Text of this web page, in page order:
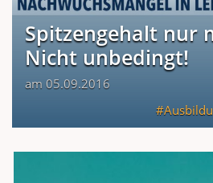
Spitzengehalt nur
Nicht unbedingt!
am 05.09.2016